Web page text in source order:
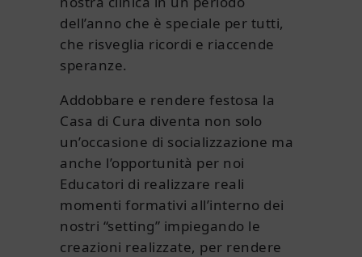
dell’anno che è speciale per tutti,
che risveglia ricordi e riaccende
speranze.
Addobbare e rendere festosa la
Casa di Cura diventa non solo
un’occasione di socializzazione ma
anche l’opportunità per noi
Educatori di realizzare reali
momenti formativi all’interno dei
nostri “setting” impiegando le
creazioni realizzate, per rendere